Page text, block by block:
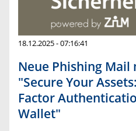
18.12.2025 - 07:16:41
Neue Phishing
"Secure Your
Factor
Wallet"